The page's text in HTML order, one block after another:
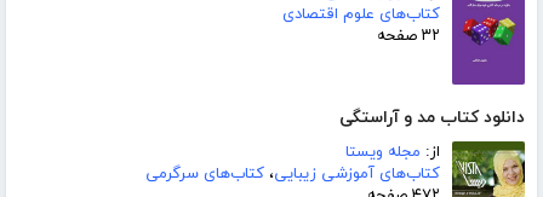
کتاب‌های علوم اقتصادی
۳۲ صفحه
دانلود کتاب مد و آراستگی
از: مجله ویستا
کتاب‌های آموزشی زیبایی، کتاب‌های سرگرمی